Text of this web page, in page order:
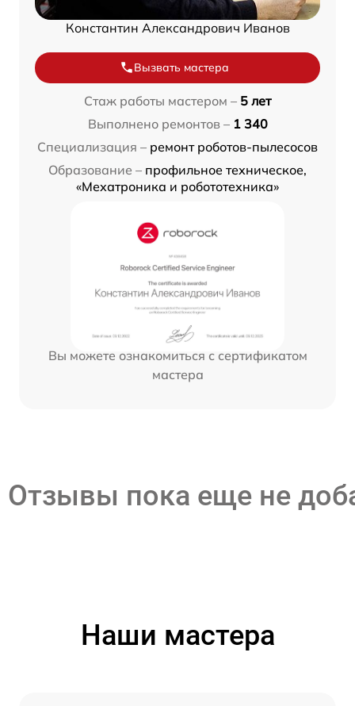
Константин Александрович Иванов
Вызвать мастера
Стаж работы мастером – 5 лет
Выполнено ремонтов – 1 340
Специализация – ремонт роботов-пылесосов
Образование – профильное техническое,
«Мехатроника и робототехника»
Вы можете ознакомиться с сертификатом
мастера
Отзывы пока еще не
Наши мастера